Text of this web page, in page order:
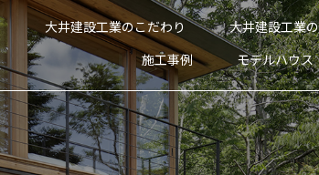
大井建設工業のこだわり 大井建設工業
施工事例
モデルハウス